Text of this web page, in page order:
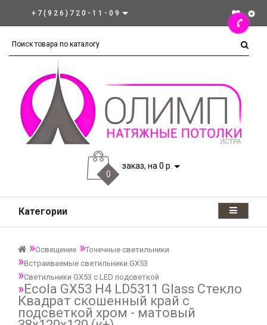
+7(926)720-11-09
0
заказ, на 0 р.
Категории
Освещение
Точечные светильники
Встраиваемые светильники GX53
Светильники GX53 с LED подсветкой
Ecola GX53 H4 LD5311 Glass Стекло
Квадрат скошенный край с
подсветкой хром - матовый